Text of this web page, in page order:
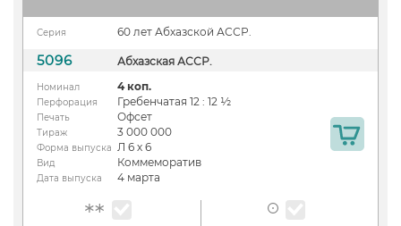
Серия 60 лет Абхазской АССР.
5096 Абхазская АССР.
Номинал 4 коп.
Перфорация Гребенчатая 12 : 12 ½
Печать Офсет
Тираж 3 000 000
Форма выпуска Л 6 х 6
Вид Коммеморатив
Дата выпуска 4 марта